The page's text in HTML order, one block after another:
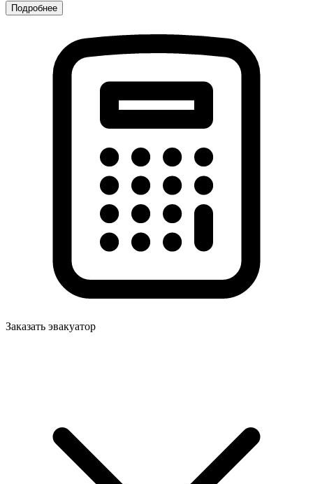
Подробнее
Заказать эвакуатор